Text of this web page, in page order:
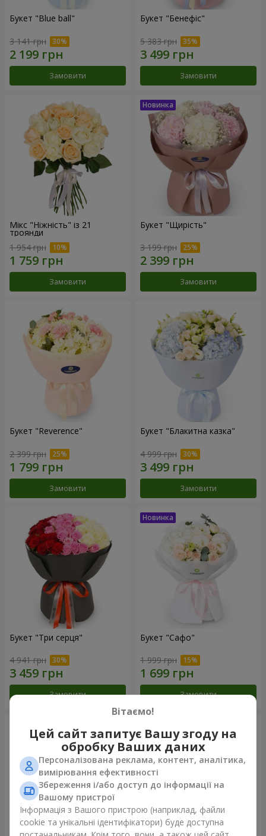
Букет "Blue ball"
3 141 грн
Замовити
Букет "Бенефіс"
5 383 грн
Замовити
Мікс "Ніжність" із 21
троянди
1 954 грн
Замовити
Букет "Щирість"
3 199 грн
Замовити
Букет "Reverence"
2 399 грн
Замовити
Букет "Блакитна казка"
4 999 грн
Замовити
Букет "Три серця"
4 941 грн
Замовити
Букет "Сафо"
1 999 грн
Замовити
Вітаємо!
Цей сайт запитує Вашу згоду на
обробку Ваших даних
Персоналізована реклама, контент, аналітика,
вимірювання ефективності
Збереження і/або доступ до інформації на
Вашому пристрої
Інформація з Вашого пристрою (наприклад, файли
cookie та унікальні ідентифікатори) буде доступна